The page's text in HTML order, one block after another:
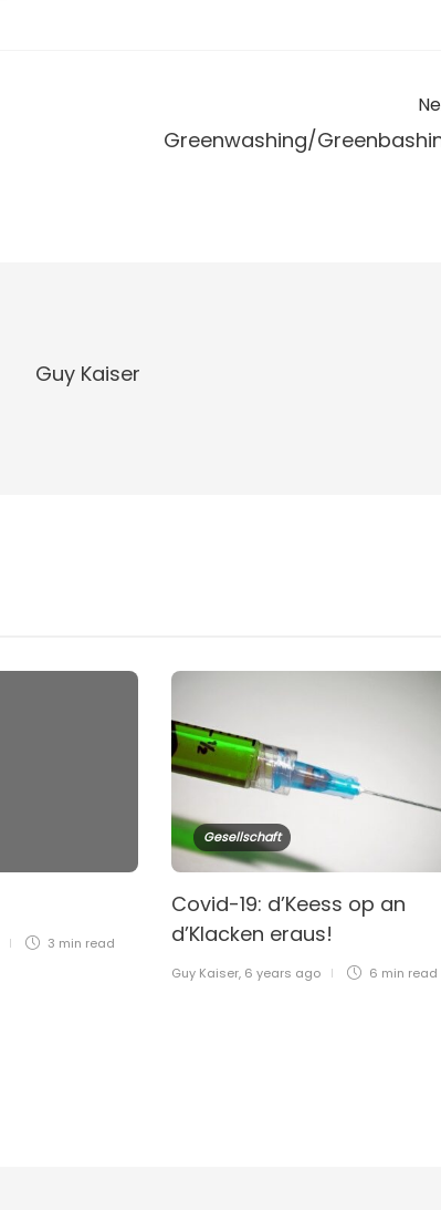
Greenwashing/
Guy Kaiser
3 min read
Gesellschaft
Covid-19: d’Keess op an
d’Klacken eraus!
Guy Kaiser, 6 years ago 6 min read